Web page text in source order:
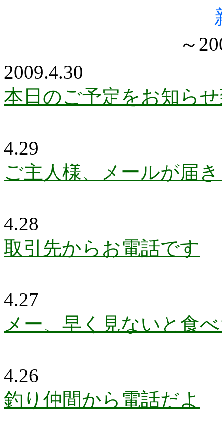
～
2009.4.30
本日のご予定をお知ら
4.29
ご主人様、メールが届
4.28
取引先からお電話です
4.27
メー、早く見ないと食
4.26
釣り仲間から電話だよ